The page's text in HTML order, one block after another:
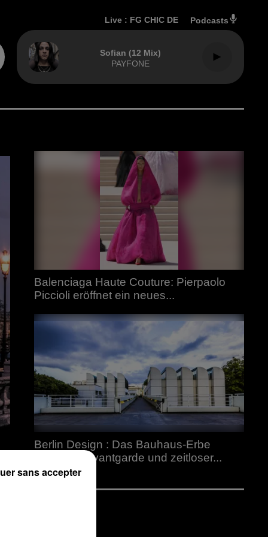
Live : FG CHIC DE Podcasts
Sofian (12 Mix)
PAYFONE
Balenciaga Haute Couture: Pierpaolo
Piccioli eröffnet ein neues...
Berlin Design : Das Bauhaus-Erbe
zwischen Avantgarde und zeitloser...
sans accepter